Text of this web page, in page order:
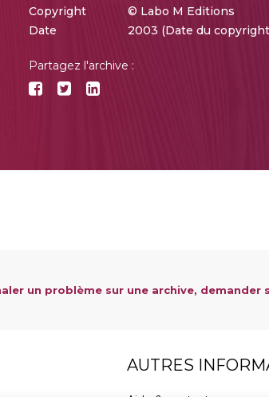
Copyright
© Labo M Editions
Date
2003 (Date du
Partagez l'archive :
un problème sur une archive, demander
AUTRES